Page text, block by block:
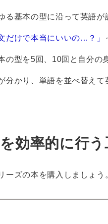
る基本の型に沿って英語が
だけで本当にいいの…？」
の型を5回、10回と自分の
分かり、単語を並べ替え
効率的に行
ーズの本を購入しましょ